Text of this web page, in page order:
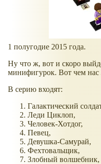
1 полугодие 2015 года.
Ну что ж, вот и скоро
минифигурок. Вот чем нас
В серию входят:
Галактический
Леди Циклоп,
Человек-Хотдог,
Певец,
Девушка-Самурай,
Фехтовальщик,
Злобный волшебник,